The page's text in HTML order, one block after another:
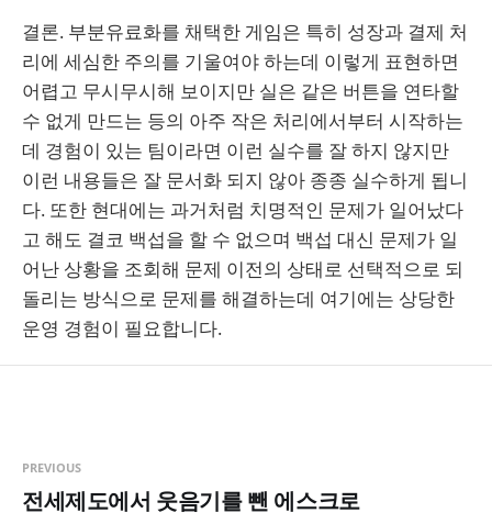
결론. 부분유료화를 채택한 게임은 특히 성장과 결제 처
리에 세심한 주의를 기울여야 하는데 이렇게 표현하면
어렵고 무시무시해 보이지만 실은 같은 버튼을 연타할
수 없게 만드는 등의 아주 작은 처리에서부터 시작하는
데 경험이 있는 팀이라면 이런 실수를 잘 하지 않지만
이런 내용들은 잘 문서화 되지 않아 종종 실수하게 됩니
다. 또한 현대에는 과거처럼 치명적인 문제가 일어났다
고 해도 결코 백섭을 할 수 없으며 백섭 대신 문제가 일
어난 상황을 조회해 문제 이전의 상태로 선택적으로 되
돌리는 방식으로 문제를 해결하는데 여기에는 상당한
운영 경험이 필요합니다.
PREVIOUS
전세제도에서 웃음기를 뺀 에스크로